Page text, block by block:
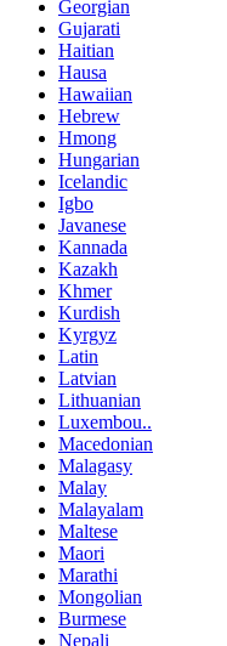
Georgian
Gujarati
Haitian
Hausa
Hawaiian
Hebrew
Hmong
Hungarian
Icelandic
Igbo
Javanese
Kannada
Kazakh
Khmer
Kurdish
Kyrgyz
Latin
Latvian
Lithuanian
Luxembou..
Macedonian
Malagasy
Malay
Malayalam
Maltese
Maori
Marathi
Mongolian
Burmese
Nepali